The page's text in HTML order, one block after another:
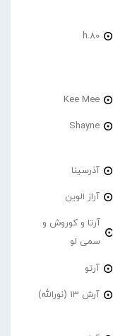
h.80
Kee Mee
Shayne
آذرسینا
آراز الوین
آرتا و کوروش و
سمی لو
آرتو
آرش 13 (نورالله)